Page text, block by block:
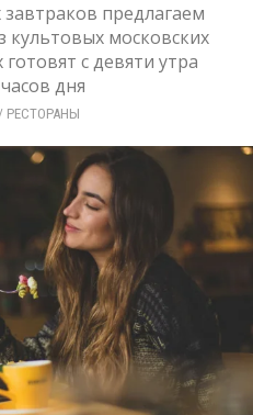
предлагаем
культовых московских
с девяти утра
дня
РЕСТОРАНЫ